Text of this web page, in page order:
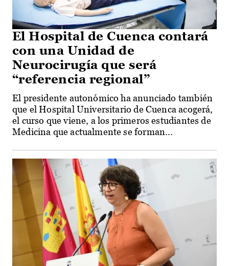
El Hospital de Cuenca contará
con una Unidad de
Neurocirugía que será
“referencia regional”
El presidente autonómico ha anunciado también
que el Hospital Universitario de Cuenca acogerá,
el curso que viene, a los primeros estudiantes de
Medicina que actualmente se forman...